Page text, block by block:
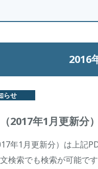
2016
らせ
2017年1月更新分
年1月更新分）は上記
検索でも検索が可能で